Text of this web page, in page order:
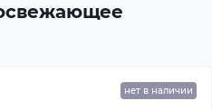
нет в наличии